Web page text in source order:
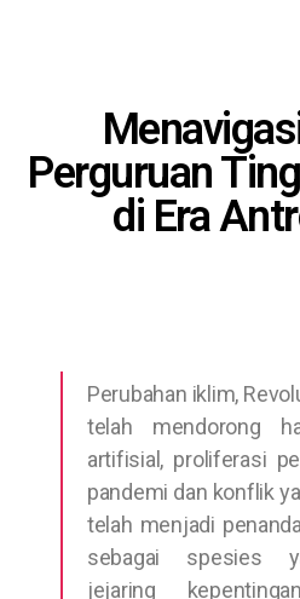
Perguruan
di Era
Perubahan iklim,
telah mendorong
artifisial, proliferasi
pandemi dan konflik
telah menjadi
sebagai spesies
jejaring